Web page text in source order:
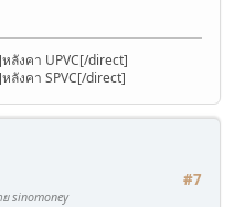
ลังคา UPVC[/direct]
ลังคา SPVC[/direct]
#7
sinomoney